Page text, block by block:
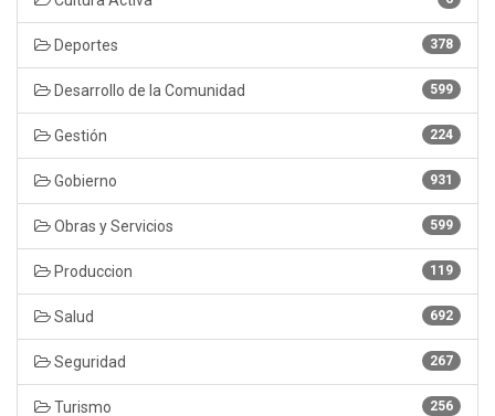
378
Deportes
599
Desarrollo de la Comunidad
224
Gestión
931
Gobierno
599
Obras y Servicios
119
Produccion
692
Salud
267
Seguridad
256
Turismo